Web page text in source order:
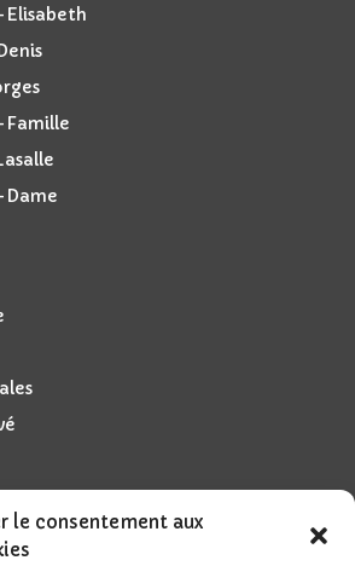
le consentement aux
Famille